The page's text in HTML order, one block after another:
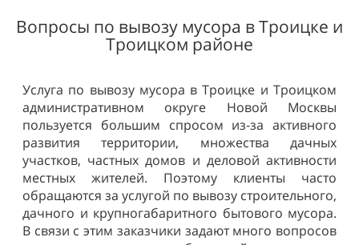
Вопросы по вывозу мусора в Троицке и
Троицком районе
Услуга по вывозу мусора в Троицке и Троицком
административном округе Новой Москвы
пользуется большим спросом из-за активного
развития территории, множества дачных
участков, частных домов и деловой активности
местных жителей. Поэтому клиенты часто
обращаются за услугой по вывозу строительного,
дачного и крупногабаритного бытового мусора.
В связи с этим заказчики задают много вопросов